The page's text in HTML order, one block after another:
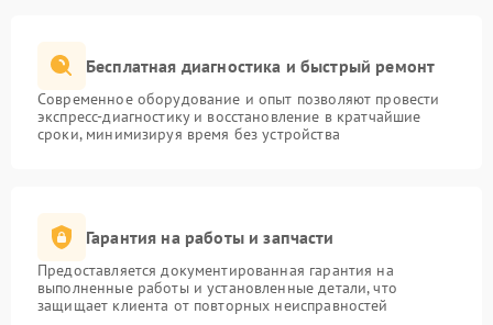
Бесплатная диагностика и быстрый ремонт
Современное оборудование и опыт позволяют провести
экспресс-диагностику и восстановление в кратчайшие
сроки, минимизируя время без устройства
Гарантия на работы и запчасти
Предоставляется документированная гарантия на
выполненные работы и установленные детали, что
защищает клиента от повторных неисправностей